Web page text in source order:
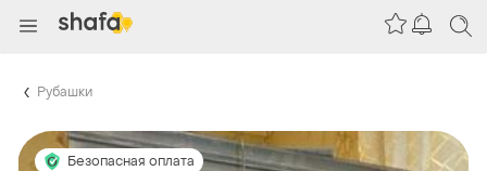
Рубашки
Безопасная оплата